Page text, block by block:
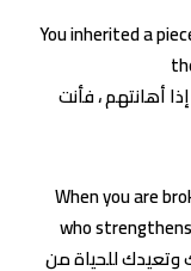
You inherited a
أهانتهم ، فأنت
When you are
who
وتعيدك للحياة من